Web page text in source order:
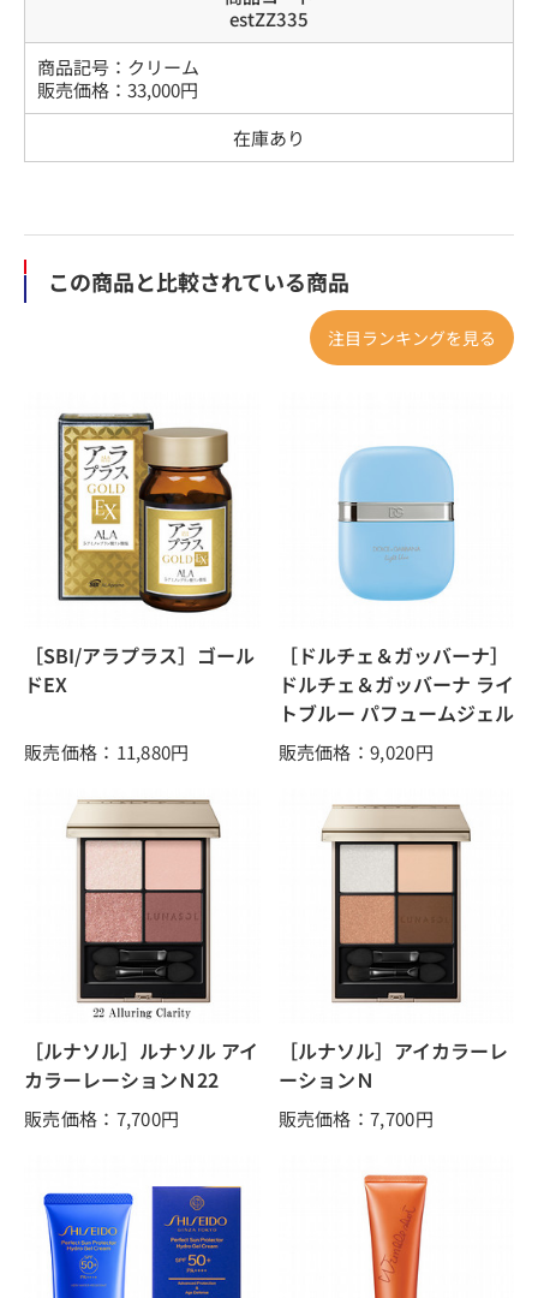
estZZ335
商品記号： クリーム
販売価格： 33,000円
在庫あり
この商品と比較されている商品
注目ランキングを見る
［SBI/アラプラス］ゴール
ドEX
販売価格：11,880円
［ドルチェ＆ガッバーナ］
ドルチェ＆ガッバーナ ライ
トブルー パフュームジェル
販売価格：9,020円
［ルナソル］ルナソル アイ
カラーレーションＮ22
販売価格：7,700円
［ルナソル］アイカラーレ
ーションＮ
販売価格：7,700円